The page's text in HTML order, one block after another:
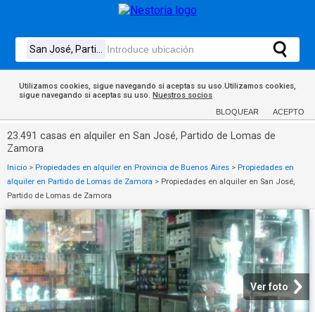
Utilizamos cookies, sigue navegando si aceptas su uso.Utilizamos cookies,
sigue navegando si aceptas su uso. Nuestros socios
BLOQUEAR ACEPTO
23.491 casas en alquiler en San José, Partido de Lomas de
Zamora
Inicio > Propiedades en alquiler en Provincia de Buenos Aires > Propiedades en
alquiler en Partido de Lomas de Zamora > Propiedades en alquiler en San José,
Partido de Lomas de Zamora
Ver foto